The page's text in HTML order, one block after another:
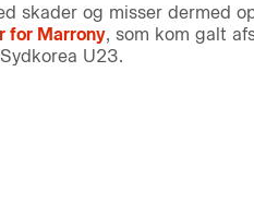
skader og misser dermed
for Marrony, som kom galt
U23.